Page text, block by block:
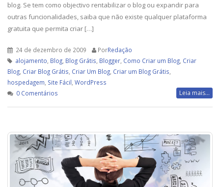
blog. Se tem como objectivo rentabilizar o blog ou expandir para
outras funcionalidades, saiba que não existe qualquer plataforma
gratuita que permita criar […]
24 de dezembro de 2009 PorRedação
alojamento, Blog, Blog Grátis, Blogger, Como Criar um Blog, Criar
Blog, Criar Blog Grátis, Criar Um Blog, Criar um Blog Grátis,
hospedagem, Site Fácil, WordPress
0 Comentários
Leia mais...